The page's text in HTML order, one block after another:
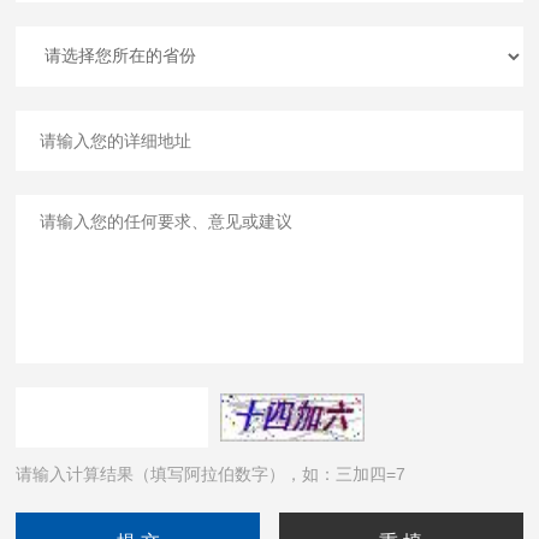
请输入计算结果（填写阿拉伯数字），如：三加四=7